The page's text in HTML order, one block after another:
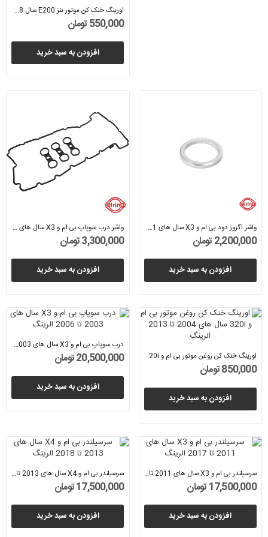
اورینگ خنک کن موتور بنز E200 سال 2008 (الرینگ)...
550,000 تومان
افزودن به سبد خرید
واشر اگزوز دود بی ام و X3 سال های 2011 تا 2017...
2,200,000 تومان
افزودن به سبد خرید
واشر درب سوپاپ بی ام و X3 سال های 2011 تا 2017...
3,300,000 تومان
افزودن به سبد خرید
اورینگ خنک کن روغن موتور بی ام و 320i سال های...
850,000 تومان
افزودن به سبد خرید
درب سوپاپ بی ام و X3 سال های 2003 تا 2006...
20,500,000 تومان
افزودن به سبد خرید
سرسیلندر بی ام و X3 سال های 2011 تا 2017...
17,500,000 تومان
افزودن به سبد خرید
سرسیلندر بی ام و X4 سال های 2013 تا 2018...
17,500,000 تومان
افزودن به سبد خرید